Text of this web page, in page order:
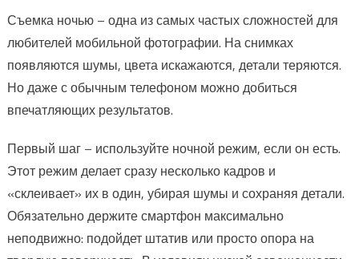
Съемка ночью – одна из самых частых сложностей для
любителей мобильной фотографии. На снимках
появляются шумы, цвета искажаются, детали теряются.
Но даже с обычным телефоном можно добиться
впечатляющих результатов.
Первый шаг – используйте ночной режим, если он есть.
Этот режим делает сразу несколько кадров и
«склеивает» их в один, убирая шумы и сохраняя детали.
Обязательно держите смартфон максимально
неподвижно: подойдет штатив или просто опора на